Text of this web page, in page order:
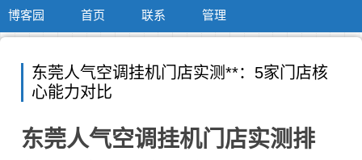
博客园 首页 联系 管理
东莞人气空调挂机门店实测**：5家门店核
心能力对比
东莞人气空调挂机门店实测排